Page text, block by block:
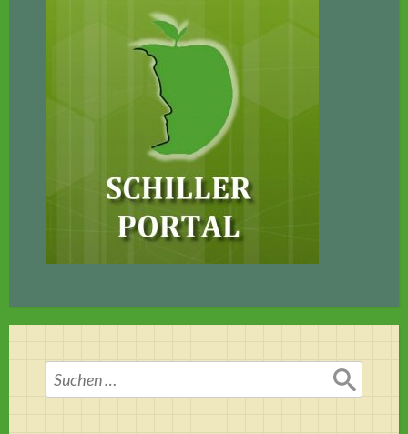
Suchen
nach: